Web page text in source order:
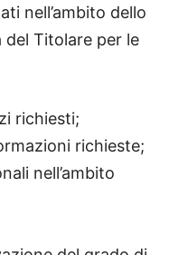
nell’ambito dello
Titolare per le
richiesti;
richieste;
nell’ambito